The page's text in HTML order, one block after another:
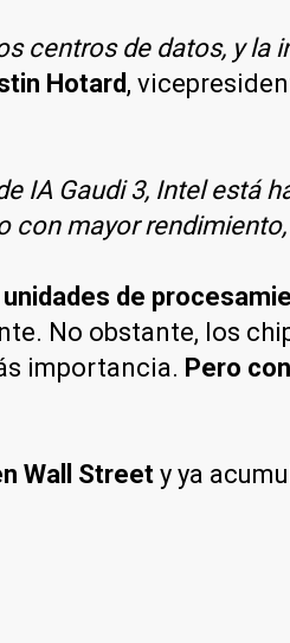
centros de datos, y la
Hotard ,
IA Gaudi 3, Intel está
mayor
de
No obstante, los
importancia. Pero
Wall Streety ya